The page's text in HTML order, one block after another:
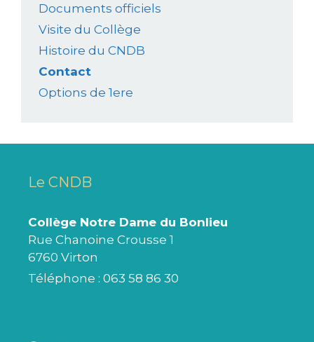
Documents officiels
Visite du Collège
Histoire du CNDB
Contact
Options de 1ere
Le CNDB
Collège Notre Dame du Bonlieu
Rue Chanoine Crousse 1
6760 Virton
Téléphone : 063 58 86 30